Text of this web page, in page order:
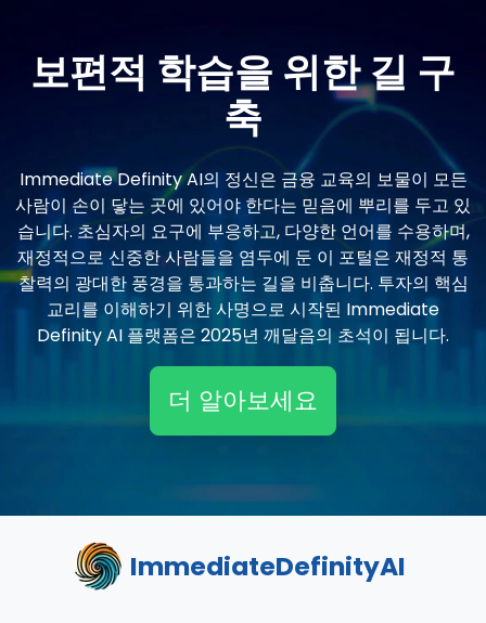
보편적 학습을 위한 길 구
축
Immediate Definity AI의 정신은 금융 교육의 보물이 모든
사람이 손이 닿는 곳에 있어야 한다는 믿음에 뿌리를 두고 있
습니다. 초심자의 요구에 부응하고, 다양한 언어를 수용하며,
재정적으로 신중한 사람들을 염두에 둔 이 포털은 재정적 통
찰력의 광대한 풍경을 통과하는 길을 비춥니다. 투자의 핵심
교리를 이해하기 위한 사명으로 시작된 Immediate
Definity AI 플랫폼은 2025년 깨달음의 초석이 됩니다.
더 알아보세요
ImmediateDefinityAI